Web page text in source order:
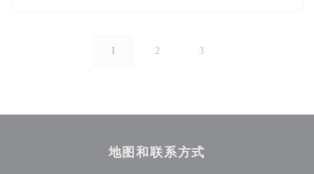
1 2 3
地图和联系方式